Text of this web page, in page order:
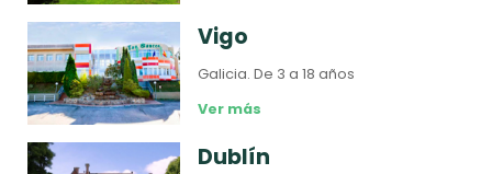
Vigo
Galicia.De 3 a 18 años
Ver más
Dublín